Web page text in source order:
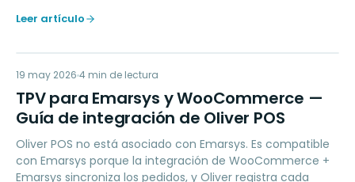
Leer artículo
TP
MARKETING
19 may 2026 4 min de lectura
TPV para Emarsys y WooCommerce —
Guía de integración de Oliver POS
Oliver POS no está asociado con Emarsys. Es compatible
con Emarsys porque la integración de WooCommerce +
Emarsys sincroniza los pedidos, y Oliver registra cada